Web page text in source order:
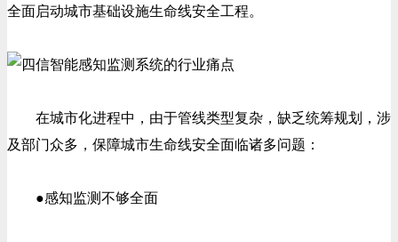
全面启动城市基础设施生命线安全工程。
在城市化进程中，由于管线类型复杂，缺乏统筹规划，涉
及部门众多，保障城市生命线安全面临诸多问题：
●感知监测不够全面